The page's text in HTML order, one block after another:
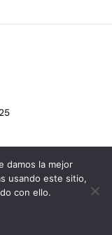
damos la mejor
usando este sitio,
con ello.